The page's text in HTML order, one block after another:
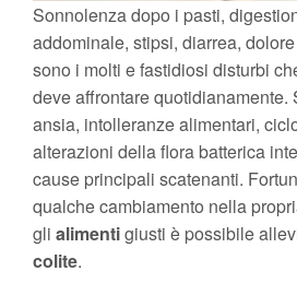
Sonnolenza dopo i pasti,
addominale, stipsi, diarrea,
sono i molti e fastidiosi disturbi
deve affrontare quotidianamente.
ansia, intolleranze alimentari,
alterazioni della flora batterica
cause principali scatenanti.
qualche cambiamento nella
gli alimentigiusti è possibile
colite.